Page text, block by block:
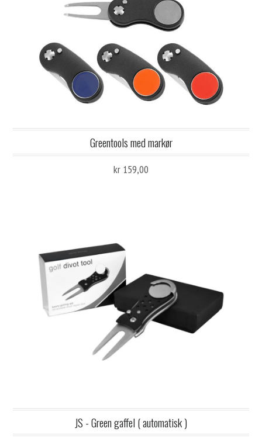
Greentools med markør
kr 159,00
JS - Green gaffel ( automatisk )